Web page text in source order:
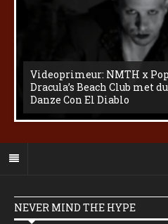
Videoprimeur: NMTH x
Dracula’s Beach Club met
Danze Con El Diablo
NEVER MIND THE HYPE